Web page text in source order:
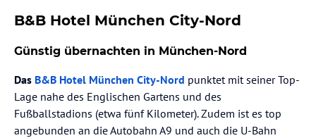
B&B Hotel München City-Nord
Günstig übernachten in München-Nord
Das B&B Hotel München City-Nord punktet mit seiner Top-
Lage nahe des Englischen Gartens und des
Fußballstadions (etwa fünf Kilometer). Zudem ist es top
angebunden an die Autobahn A9 und auch die U-Bahn